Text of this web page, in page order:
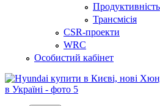
Продуктивність
Трансмісія
CSR-проекти
WRC
Особистий кабінет